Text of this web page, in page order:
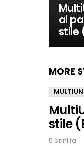
al
stile
MORE
stile
5 anni fa